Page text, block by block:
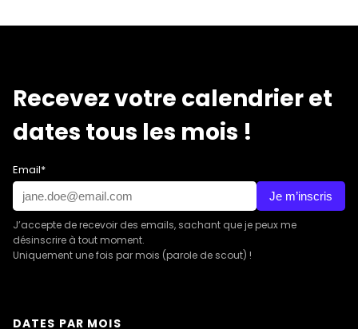
Recevez votre calendrier et
dates tous les mois !
Email*
Je m’inscris
J’accepte de recevoir des emails, sachant que je peux me
désinscrire à tout moment.
Uniquement une fois par mois (parole de scout) !
DATES PAR MOIS